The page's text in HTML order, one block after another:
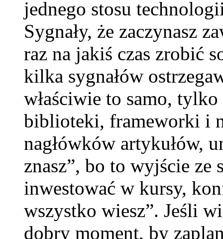
jednego stosu
Sygnały, że zaczynasz
raz na jakiś czas zrobić
kilka sygnałów
właściwie to samo,
biblioteki, frameworki i
nagłówków artykułów,
znasz”, bo to wyjście ze
inwestować w kursy,
wszystko wiesz”. Jeśli
dobry moment, by